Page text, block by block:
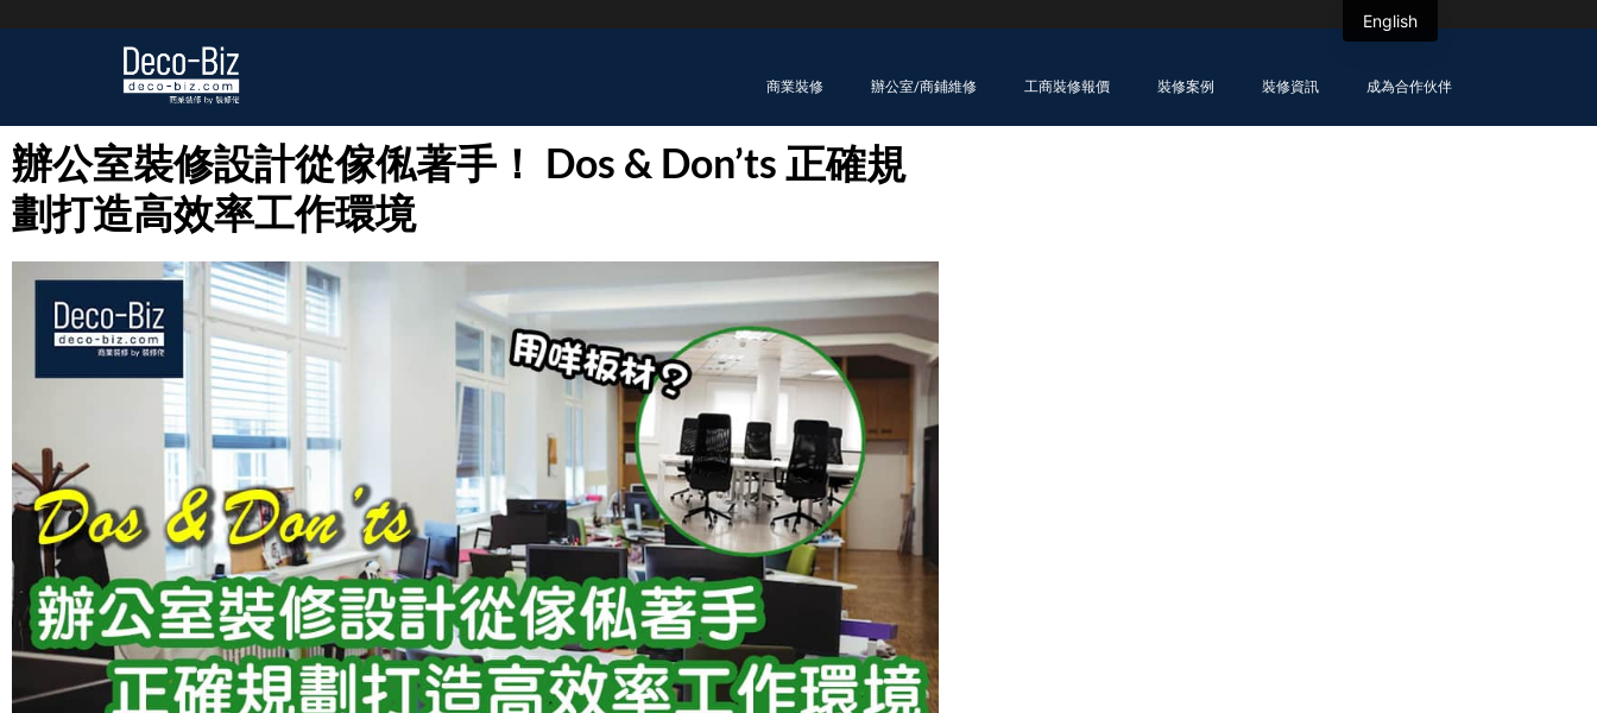
商業裝修 辦公室/商鋪維修 工商裝修報價 裝修案例 裝修資訊 成為合作伙伴
辦公室裝修設計從傢俬著手！ Dos & Don’ts 正確規
劃打造高效率工作環境
English